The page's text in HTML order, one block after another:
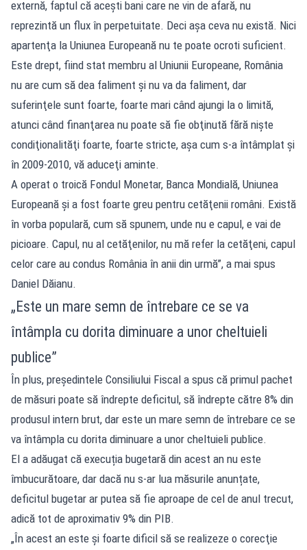
externă, faptul că aceşti bani care ne vin de afară, nu
reprezintă un flux în perpetuitate. Deci aşa ceva nu există. Nici
apartenţa la Uniunea Europeană nu te poate ocroti suficient.
Este drept, fiind stat membru al Uniunii Europeane, România
nu are cum să dea faliment şi nu va da faliment, dar
suferinţele sunt foarte, foarte mari când ajungi la o limită,
atunci când finanţarea nu poate să fie obţinută fără nişte
condiţionalităţi foarte, foarte stricte, aşa cum s-a întâmplat şi
în 2009-2010, vă aduceţi aminte.
A operat o troică Fondul Monetar, Banca Mondială, Uniunea
Europeană şi a fost foarte greu pentru cetăţenii români. Există
în vorba populară, cum să spunem, unde nu e capul, e vai de
picioare. Capul, nu al cetăţenilor, nu mă refer la cetăţeni, capul
celor care au condus România în anii din urmă”, a mai spus
Daniel Dăianu.
„Este un mare semn de întrebare ce se va
întâmpla cu dorita diminuare a unor cheltuieli
publice”
În plus, președintele Consiliului Fiscal a spus că primul pachet
de măsuri poate să îndrepte deficitul, să îndrepte către 8% din
produsul intern brut, dar este un mare semn de întrebare ce se
va întâmpla cu dorita diminuare a unor cheltuieli publice.
El a adăugat că execuția bugetară din acest an nu este
îmbucurătoare, dar dacă nu s-ar lua măsurile anunțate,
deficitul bugetar ar putea să fie aproape de cel de anul trecut,
adică tot de aproximativ 9% din PIB.
„În acest an este şi foarte dificil să se realizeze o corecţie